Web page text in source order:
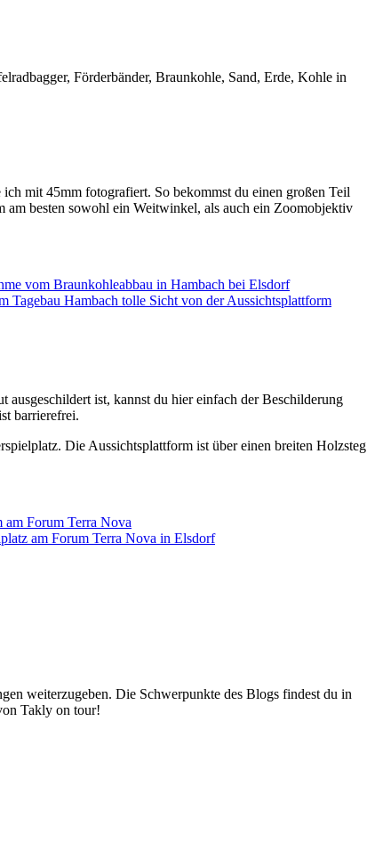
Förderbänder, Braunkohle, Sand, Erde, Kohle in
ich mit 45mm fotografiert. So bekommst du einen großen Teil
am besten sowohl ein Weitwinkel, als auch ein Zoomobjektiv
ausgeschildert ist, kannst du hier einfach der Beschilderung
barrierefrei.
Die Aussichtsplattform ist über einen breiten Holzsteg
weiterzugeben. Die Schwerpunkte des Blogs findest du in
Takly on tour!